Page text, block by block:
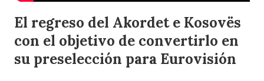
El regreso del Akordet e Kosovës
con el objetivo de convertirlo en
su preselección para Eurovisión